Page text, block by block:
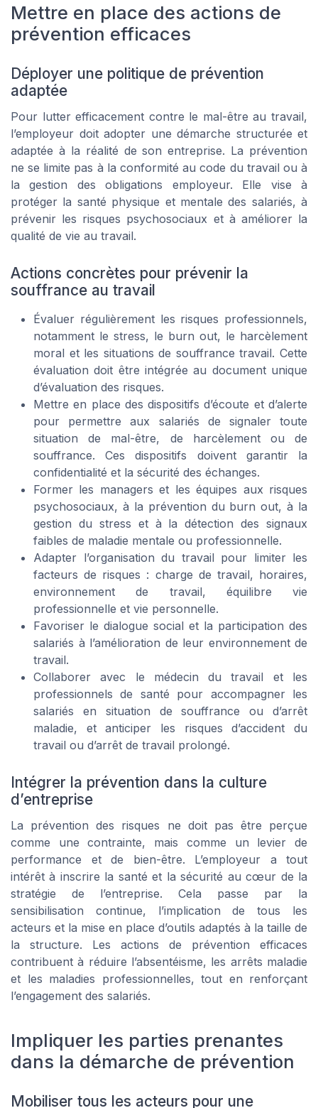
Mettre en place des actions de
prévention efficaces
Déployer une politique de prévention
adaptée
Pour lutter efficacement contre le mal-être au travail,
l’employeur doit adopter une démarche structurée et
adaptée à la réalité de son entreprise. La prévention
ne se limite pas à la conformité au code du travail ou à
la gestion des obligations employeur. Elle vise à
protéger la santé physique et mentale des salariés, à
prévenir les risques psychosociaux et à améliorer la
qualité de vie au travail.
Actions concrètes pour prévenir la
souffrance au travail
Évaluer régulièrement les risques professionnels,
notamment le stress, le burn out, le harcèlement
moral et les situations de souffrance travail. Cette
évaluation doit être intégrée au document unique
d’évaluation des risques.
Mettre en place des dispositifs d’écoute et d’alerte
pour permettre aux salariés de signaler toute
situation de mal-être, de harcèlement ou de
souffrance. Ces dispositifs doivent garantir la
confidentialité et la sécurité des échanges.
Former les managers et les équipes aux risques
psychosociaux, à la prévention du burn out, à la
gestion du stress et à la détection des signaux
faibles de maladie mentale ou professionnelle.
Adapter l’organisation du travail pour limiter les
facteurs de risques : charge de travail, horaires,
environnement de travail, équilibre vie
professionnelle et vie personnelle.
Favoriser le dialogue social et la participation des
salariés à l’amélioration de leur environnement de
travail.
Collaborer avec le médecin du travail et les
professionnels de santé pour accompagner les
salariés en situation de souffrance ou d’arrêt
maladie, et anticiper les risques d’accident du
travail ou d’arrêt de travail prolongé.
Intégrer la prévention dans la culture
d’entreprise
La prévention des risques ne doit pas être perçue
comme une contrainte, mais comme un levier de
performance et de bien-être. L’employeur a tout
intérêt à inscrire la santé et la sécurité au cœur de la
stratégie de l’entreprise. Cela passe par la
sensibilisation continue, l’implication de tous les
acteurs et la mise en place d’outils adaptés à la taille de
la structure. Les actions de prévention efficaces
contribuent à réduire l’absentéisme, les arrêts maladie
et les maladies professionnelles, tout en renforçant
l’engagement des salariés.
Impliquer les parties prenantes
dans la démarche de prévention
Mobiliser tous les acteurs pour une